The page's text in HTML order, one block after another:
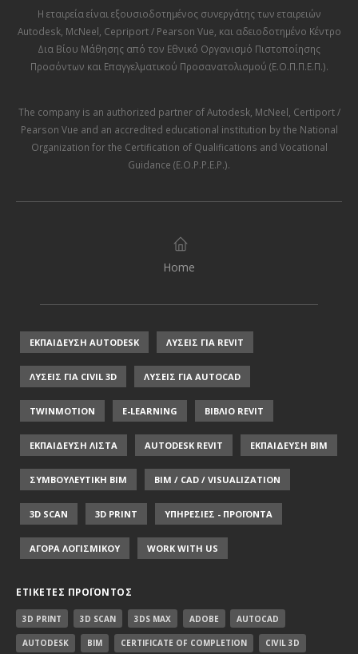
Η εταιρεία είναι εξουσιοδοτημένος συνεργάτης των εταιρειών
Autodesk, McNeel Cepriport / Pearson Vue , και αδειοδοτημένο Κέντρο
Δια Βίου Μάθησης από τον Εθνικό Οργανισμό Πιστοποίησης
Προσόντων και Επαγγελματικού Προσανατολισμού (Ε.Ο.Π.Π.Ε.Π.).
The company is an authorized partner ofAutodesk, McNeel Certiport /
Pearson Vue and an accredited educational institution by the National
Organization for the Certification of Qualifications and Vocational
Guidance (E.O.P.P.E.P.).
Home
ΕΚΠΑΙΔΕΥΣΗ AUTODESK ΛΥΣΕΙΣ ΓΙΑ REVIT
ΛΥΣΕΙΣ ΓΙΑ CIVIL 3D ΛΥΣΕΙΣ ΓΙΑ AUTOCAD
TWINMOTION E-LEARNING ΒΙΒΛΙΟ REVIT
ΕΚΠΑΙΔΕΥΣΗ ΛΙΣΤΑ AUTODESK REVIT ΕΚΠΑΙΔΕΥΣΗ ΒΙΜ
ΣΥΜΒΟΥΛΕΥΤΙΚΗ ΒΙΜ BIM / CAD / VISUALIZATION
3D SCAN 3D PRINT ΥΠΗΡΕΣΙΕΣ - ΠΡΟΪΟΝΤΑ
ΑΓΟΡΑ ΛΟΓΙΣΜΙΚΟΥ WORK WITH US
ΕΤΙΚΈΤΕΣ ΠΡΟΪΌΝΤΟΣ
3D PRINT 3D SCAN 3DS MAX ADOBE AUTOCAD
AUTODESK BIM CERTIFICATE OF COMPLETION CIVIL 3D